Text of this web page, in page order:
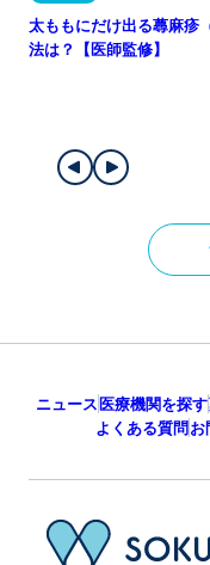
太ももにだけ出る蕁麻疹
法は？【医師監修】
ニュース医療機関を探す
よくある質問お